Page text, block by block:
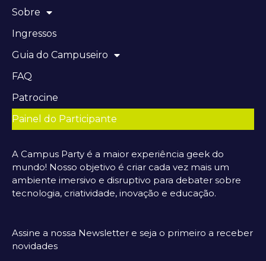
Sobre
Ingressos
Guia do Campuseiro
FAQ
Patrocine
Painel do Participante
A Campus Party é a maior experiência geek do
mundo! Nosso objetivo é criar cada vez mais um
ambiente imersivo e disruptivo para debater sobre
tecnologia, criatividade, inovação e educação.
Assine a nossa Newsletter e seja o primeiro a receber
novidades